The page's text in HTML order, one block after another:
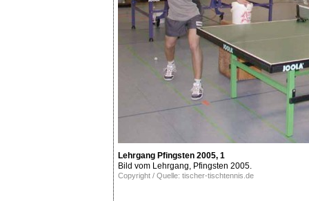
Lehrgang Pfingsten 2005, 1
Bild vom Lehrgang, Pfingsten 2005.
Copyright / Quelle: tischer-tischtennis.de